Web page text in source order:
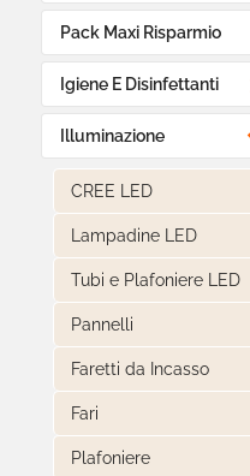
Pack Maxi Risparmio
Igiene E Disinfettanti
Illuminazione
CREE LED
Lampadine LED
Tubi e Plafoniere LED
Pannelli
Faretti da Incasso
Fari
Plafoniere